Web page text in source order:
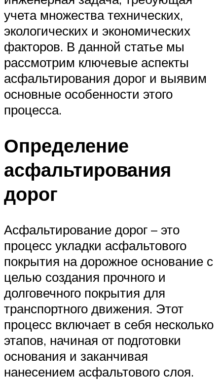
учета множества технических,
экологических и экономических
факторов. В данной статье мы
рассмотрим ключевые аспекты
асфальтирования дорог и выявим
основные особенности этого
процесса.
Определение
асфальтирования
дорог
Асфальтирование дорог – это
процесс укладки асфальтового
покрытия на дорожное основание с
целью создания прочного и
долговечного покрытия для
транспортного движения. Этот
процесс включает в себя несколько
этапов, начиная от подготовки
основания и заканчивая
нанесением асфальтового слоя.